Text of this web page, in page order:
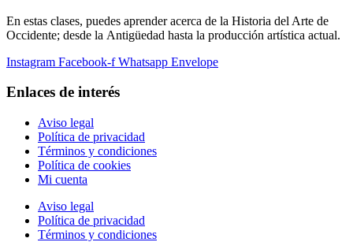
En estas clases, puedes aprender acerca de la Historia del Arte de
Occidente; desde la Antigüedad hasta la producción artística actual.
Instagram Facebook-f Whatsapp Envelope
Enlaces de interés
Aviso legal
Política de privacidad
Términos y condiciones
Política de cookies
Mi cuenta
Aviso legal
Política de privacidad
Términos y condiciones